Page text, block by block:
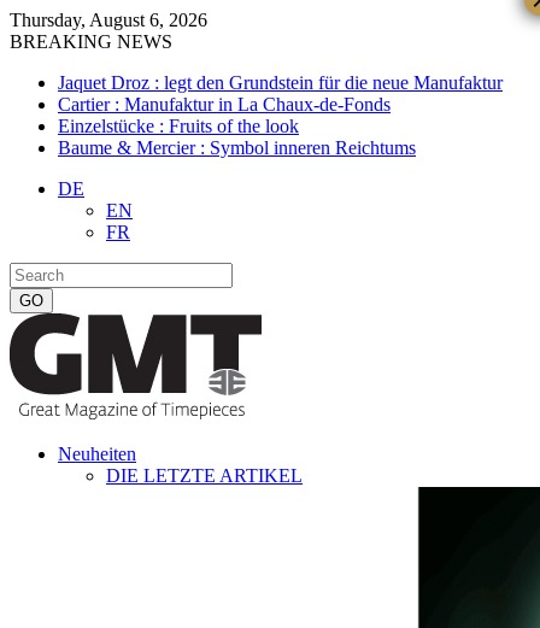
Thursday, August 6, 2026
BREAKING NEWS
Jaquet Droz : legt den Grundstein für die neue Manufaktur
Cartier : Manufaktur in La Chaux-de-Fonds
Einzelstücke : Fruits of the look
Baume & Mercier : Symbol inneren Reichtums
DE
EN
FR
Neuheiten
DIE LETZTE ARTIKEL